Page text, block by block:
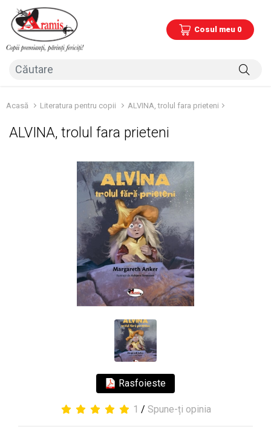
Cosul meu 0
Acasă Literatura pentru copii ALVINA, trolul fara prieteni
ALVINA, trolul fara prieteni
Rasfoieste
1 / Spune-ți opinia